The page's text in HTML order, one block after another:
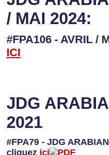
/ MAI 2024:
#FPA106 - AVRIL /
ICI
JDG
2021
#FPA79 - JDG
cliquez ici